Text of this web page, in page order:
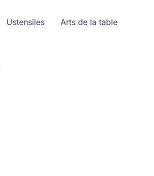
Ustensiles
Arts de la table